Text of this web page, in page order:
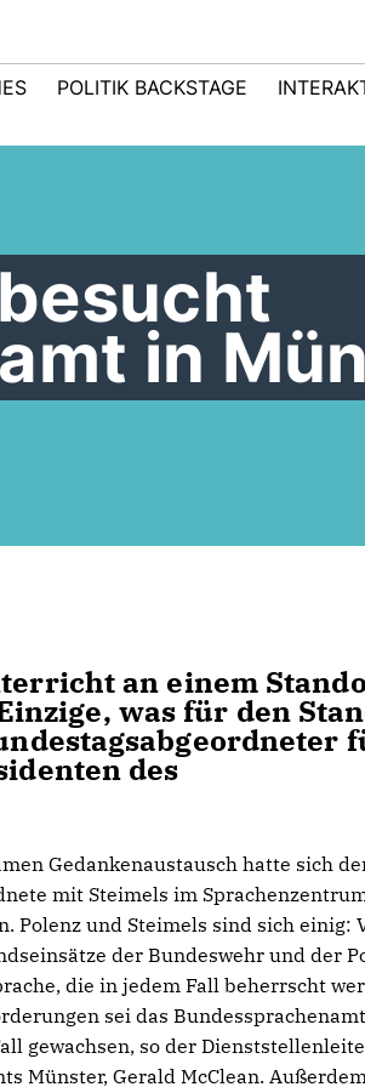
POLITIK BACKSTAGE
in
an einem
was für den
des
Gedankenaustausch hatte sich
mit Steimels im
Polenz und Steimels sind sich einig:
der Bundeswehr und der
die in jedem Fall beherrscht
sei das Bundessprachenamt
gewachsen, so der
Münster, Gerald McClean.